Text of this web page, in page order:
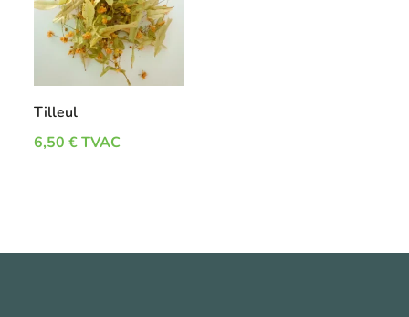
Tilleul
6,50€ TVAC